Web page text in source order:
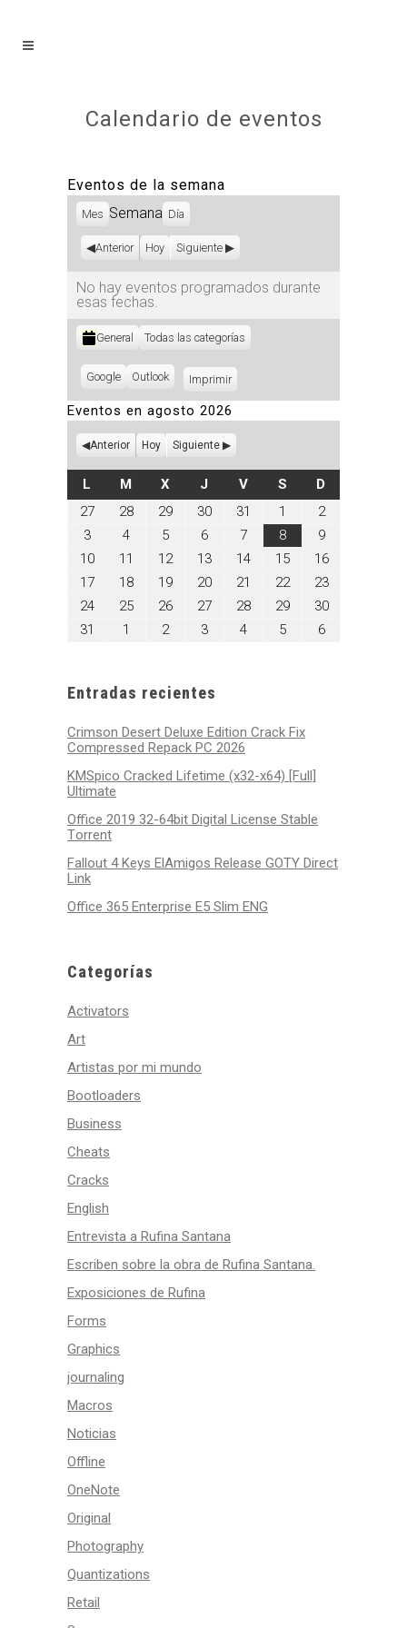
Calendario de eventos
Eventos de la semana
Mes Semana Día
Anterior Hoy Siguiente
No hay eventos programados durante
esas fechas.
Categorías
General Todas las categorías
Subscribe
Google
Subscribe
Outlook ImprimirVistas
Eventos en agosto 2026
Anterior Hoy Siguiente
L LUNES
M MARTES
XMIÉRCOLES
J JUEVES
VVIERNES
SSÁBADO
D
27julio
28julio
29julio
30julio
31
31,
1
agosto
1,
2026
2agosto
2,
2026
3agosto
3,
2026
4agosto
4,
2026
5agosto
5,
2026
6agosto
6,
2026
7agosto
7,
2026
8agosto
8,
2026
9agosto
9,
2026
10agosto
10,
11
agosto
2026
12agosto
2026
13agosto
2026
14agosto
2026
15agosto
2026
16agosto
2026
17agosto
2026
18agosto
18,
2026
19agosto
2026
20agosto
20,
2026
21
agosto
2026
22agosto
2026
23agosto
23,
2026
24agosto
25agosto
26agosto
27agosto
28agosto
29agosto
30agosto
31
agosto
1
septiembre
2septiembre
3septiembre
4septiembre
5septiembre
6septiembre
Entradas recientes
Crimson Desert Deluxe Edition Crack Fix
Compressed Repack PC 2026
KMSpico Cracked Lifetime (x32-x64) [Full]
Ultimate
Office 2019 32-64bit Digital License Stable
Tоrrеnt
Fallout 4 Keys ElAmigos Release GOTY Direct
Link
Office 365 Enterprise E5 Slim ENG
Categorías
Activators
Art
Artistas por mi mundo
Bootloaders
Business
Cheats
Cracks
English
Entrevista a Rufina Santana
Escriben sobre la obra de Rufina Santana.
Exposiciones de Rufina
Forms
Graphics
journaling
Macros
Noticias
Offline
OneNote
Original
Photography
Quantizations
Retail